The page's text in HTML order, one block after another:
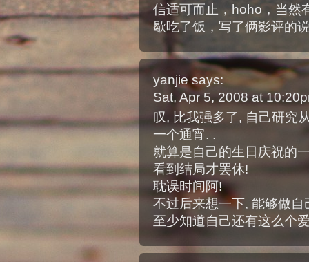
信适可而止，hoho，当然
歇吃了饭，写了俩影评的
yanjie says:
Sat, Apr 5, 2008 at
叹, 比我强多了, 自己研究
一个通宵. .
就算是自己的生日庆祝的
看到结局才罢休!
耽误时间阿!
不过后来想一下, 能够做
至少知道自己还有这么个